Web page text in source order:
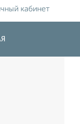
кабинет